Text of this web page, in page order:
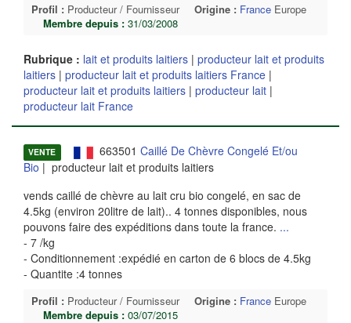
Profil : Producteur / Fournisseur Origine : France Europe
Membre depuis : 31/03/2008
Rubrique : lait et produits laitiers | producteur lait et produits
laitiers | producteur lait et produits laitiers France |
producteur lait et produits laitiers | producteur lait |
producteur lait France
VENTE 663501 Caillé De Chèvre Congelé Et/ou
Bio | producteur lait et produits laitiers
vends caillé de chèvre au lait cru bio congelé, en sac de
4.5kg (environ 20litre de lait).. 4 tonnes disponibles, nous
pouvons faire des expéditions dans toute la france. ...
- 7 /kg
- Conditionnement :expédié en carton de 6 blocs de 4.5kg
- Quantite :4 tonnes
Profil : Producteur / Fournisseur Origine : France Europe
Membre depuis : 03/07/2015